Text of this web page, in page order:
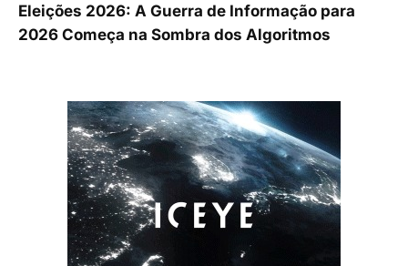
Eleições 2026: A Guerra de Informação para
2026 Começa na Sombra dos Algoritmos